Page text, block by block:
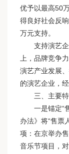
优予以最高50
得良好社会反
万元支持。
支持演艺
上，品牌竞争
演艺产业发展
的演艺企业，
三、主要
一是锚定“
办法》将“售票
项：在京举办
音乐节项目，